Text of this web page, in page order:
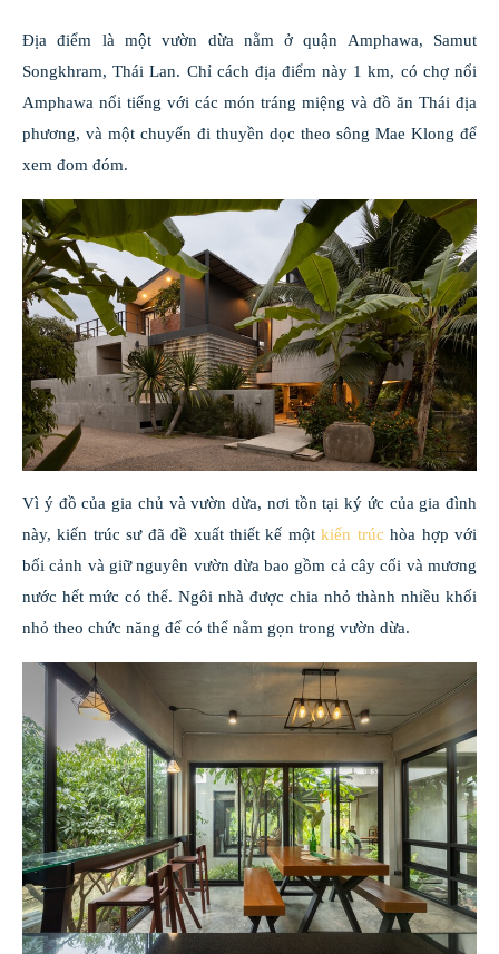
Địa điểm là một vườn dừa nằm ở quận Amphawa, Samut
Songkhram, Thái Lan. Chỉ cách địa điểm này 1 km, có chợ nổi
Amphawa nổi tiếng với các món tráng miệng và đồ ăn Thái địa
phương, và một chuyến đi thuyền dọc theo sông Mae Klong để
xem đom đóm.
Vì ý đồ của gia chủ và vườn dừa, nơi tồn tại ký ức của gia đình
này, kiến ​​trúc sư đã đề xuất thiết kế mộtkiến ​​trúc hòa hợp với
bối cảnh và giữ nguyên vườn dừa bao gồm cả cây cối và mương
nước hết mức có thể. Ngôi nhà được chia nhỏ thành nhiều khối
nhỏ theo chức năng để có thể nằm gọn trong vườn dừa.